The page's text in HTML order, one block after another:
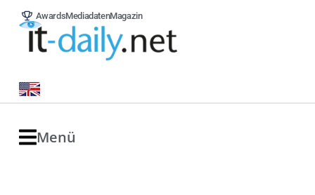
AwardsMediadatenMagazin
Menü